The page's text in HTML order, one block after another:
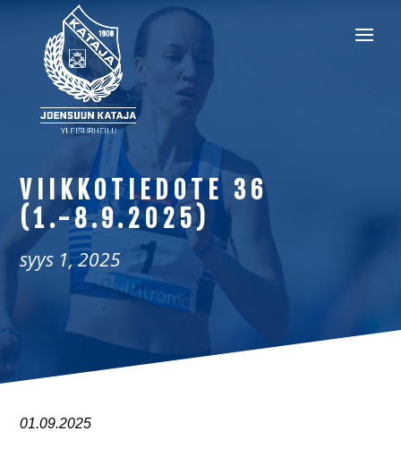
VIIKKOTIEDOTE 36
(1.-8.9.2025)
syys 1, 2025
01.09.2025